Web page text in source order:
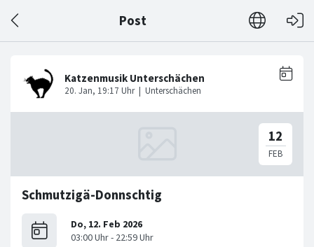
Post
Schmutzigä-Donnschtig